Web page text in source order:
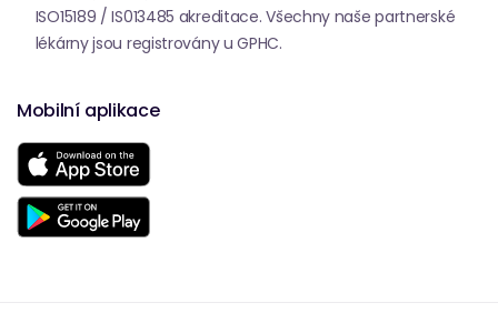
ISO15189 / IS013485 akreditace. Všechny naše partnerské
lékárny jsou registrovány u GPHC.
Mobilní aplikace